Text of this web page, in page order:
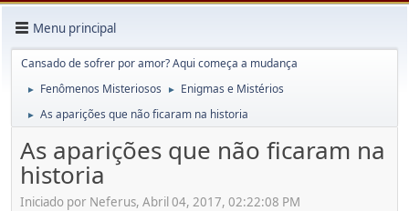
Menu principal
Cansado de sofrer por amor? Aqui começa a mudança
► Fenômenos Misteriosos ► Enigmas e Mistérios
► As aparições que não ficaram na historia
As aparições que não ficaram na
historia
Iniciado por Neferus, Abril 04, 2017, 02:22:08 PM